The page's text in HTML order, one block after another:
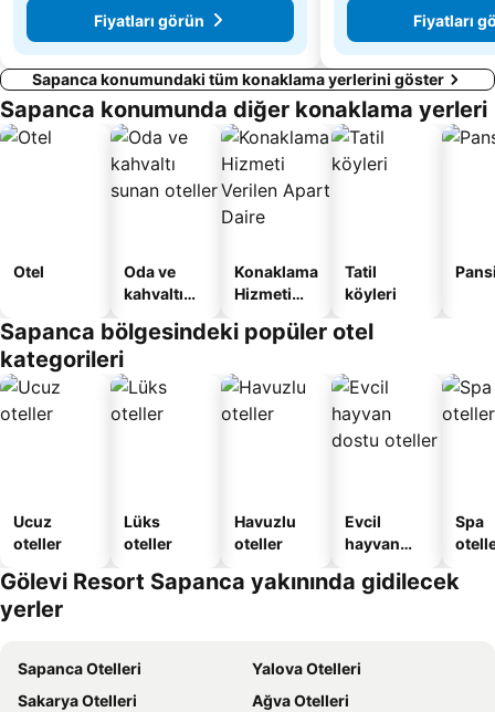
Fiyatları görün
Fiyatları
Sapanca konumundaki tüm konaklama yerlerini göster
Sapanca konumunda diğer konaklama yerleri
Otel
Oda ve
kahvaltı
oteller
Konaklama
Hizmeti
Apart
Tatil
köyleri
Sapanca bölgesindeki popüler otel
kategorileri
Ucuz
oteller
Lüks
oteller
Havuzlu
oteller
Evcil
hayvan
oteller
Spa
Gölevi Resort Sapanca yakınında gidilecek
yerler
Sapanca Otelleri
Yalova Otelleri
Sakarya Otelleri
Ağva Otelleri